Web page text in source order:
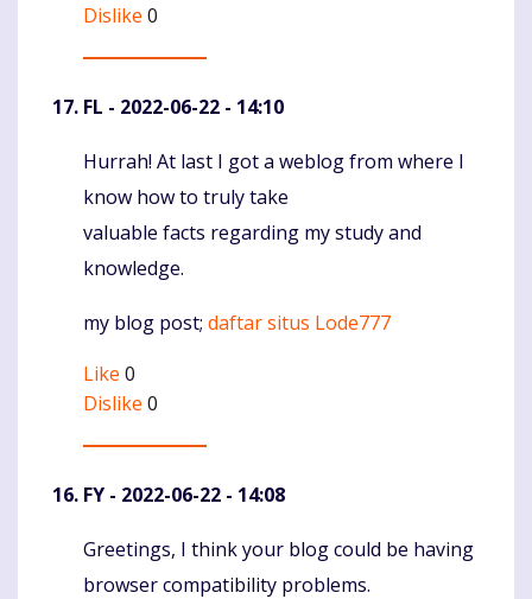
Dislike 0
FL - 2022-06-22 - 14:10
Komentaras
Hurrah! At last I got a weblog from where I
know how to truly take
valuable facts regarding my study and
knowledge.
my blog post; daftar situs Lode777
Like 0
Dislike 0
FY - 2022-06-22 - 14:08
Komentaras
Greetings, I think your blog could be having
browser compatibility problems.